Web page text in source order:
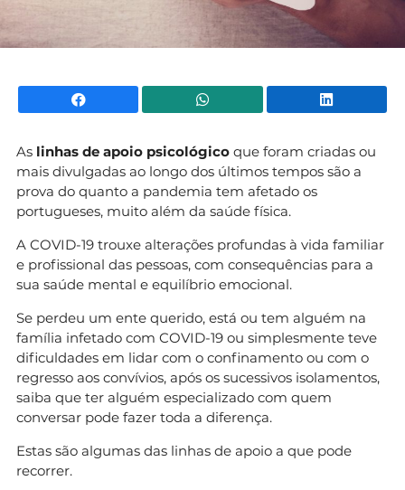
Facebook WhatsApp
As linhas de apoio psicológico que foram criadas ou
mais divulgadas ao longo dos últimos tempos são a
prova do quanto a pandemia tem afetado os
portugueses, muito além da saúde física.
A COVID-19 trouxe alterações profundas à vida familiar
e profissional das pessoas, com consequências para a
sua saúde mental e equilíbrio emocional.
Se perdeu um ente querido, está ou tem alguém na
família infetado com COVID-19 ou simplesmente teve
dificuldades em lidar com o confinamento ou com o
regresso aos convívios, após os sucessivos isolamentos,
saiba que ter alguém especializado com quem
conversar pode fazer toda a diferença.
Estas são algumas das linhas de apoio a que pode
recorrer.